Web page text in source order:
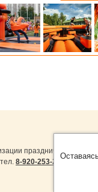
праздничных
8-920-253-22-14